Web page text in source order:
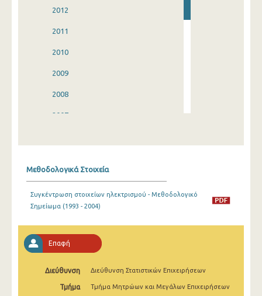
2012
2011
2010
2009
2008
2007
2003
2001
1999
Μεθοδολογικά Στοιχεία
Συγκέντρωση στοιχείων ηλεκτρισμού - Μεθοδολογικό
Σημείωμα (1993 - 2004)
Επαφή
Διεύθυνση Διεύθυνση Στατιστικών Επιχειρήσεων
Τμήμα Τμήμα Μητρώων και Μεγάλων Επιχειρήσεων